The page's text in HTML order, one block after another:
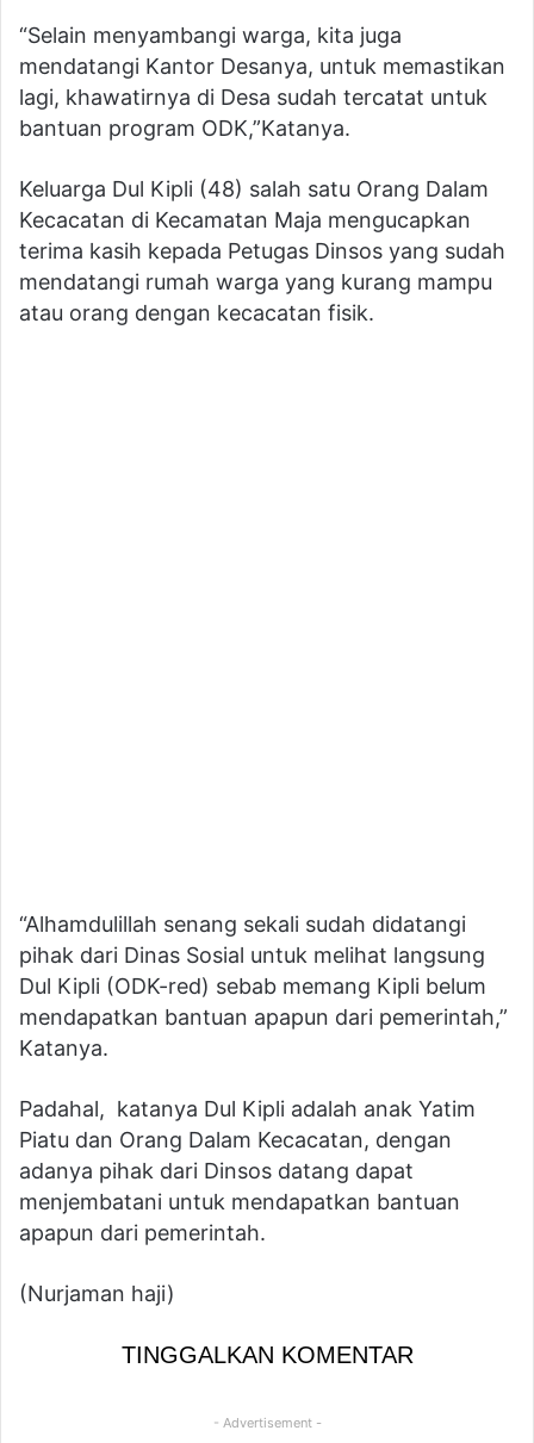
“Selain menyambangi warga, kita juga
mendatangi Kantor Desanya, untuk memastikan
lagi, khawatirnya di Desa sudah tercatat untuk
bantuan program ODK,”Katanya.
Keluarga Dul Kipli (48) salah satu Orang Dalam
Kecacatan di Kecamatan Maja mengucapkan
terima kasih kepada Petugas Dinsos yang sudah
mendatangi rumah warga yang kurang mampu
atau orang dengan kecacatan fisik.
“Alhamdulillah senang sekali sudah didatangi
pihak dari Dinas Sosial untuk melihat langsung
Dul Kipli (ODK-red) sebab memang Kipli belum
mendapatkan bantuan apapun dari pemerintah,”
Katanya.
Padahal, katanya Dul Kipli adalah anak Yatim
Piatu dan Orang Dalam Kecacatan, dengan
adanya pihak dari Dinsos datang dapat
menjembatani untuk mendapatkan bantuan
apapun dari pemerintah.
(Nurjaman haji)
TINGGALKAN KOMENTAR
- Advertisement -